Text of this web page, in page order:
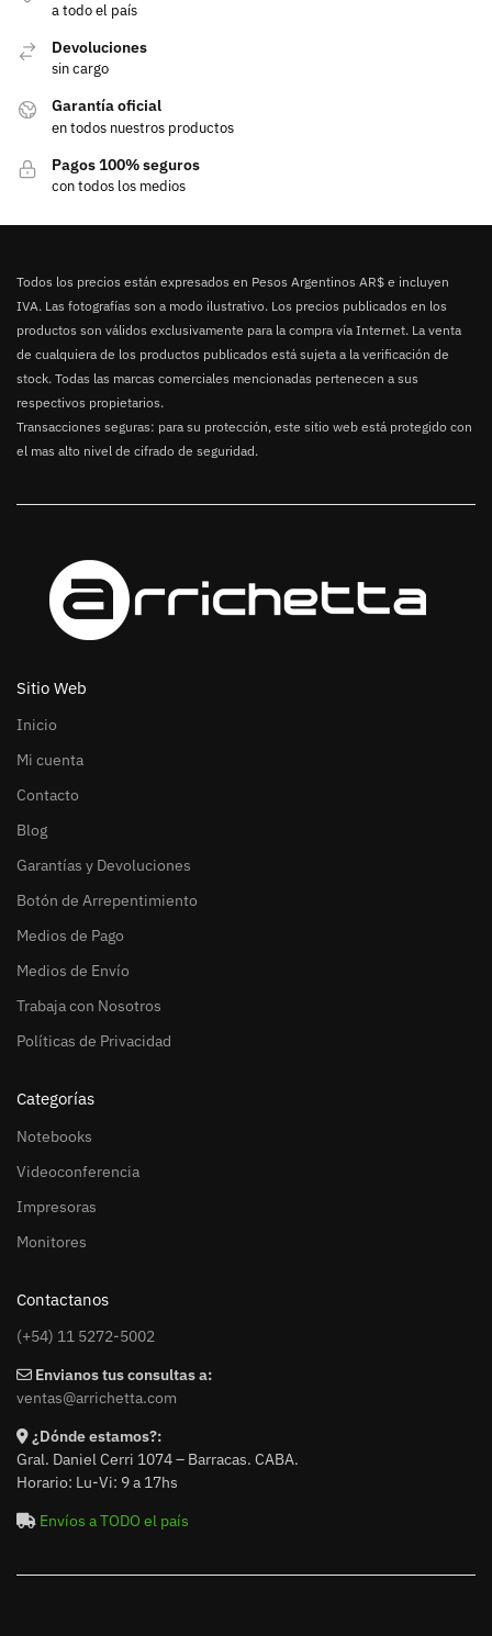
a todo el país
Devoluciones
sin cargo
Garantía oficial
en todos nuestros productos
Pagos 100% seguros
con todos los medios
Todos los precios están expresados en Pesos Argentinos AR$ e incluyen
IVA. Las fotografías son a modo ilustrativo. Los precios publicados en los
productos son válidos exclusivamente para la compra vía Internet. La venta
de cualquiera de los productos publicados está sujeta a la verificación de
stock. Todas las marcas comerciales mencionadas pertenecen a sus
respectivos propietarios.
Transacciones seguras: para su protección, este sitio web está protegido con
el mas alto nivel de cifrado de seguridad.
Sitio Web
Inicio
Mi cuenta
Contacto
Blog
Garantías y Devoluciones
Botón de Arrepentimiento
Medios de Pago
Medios de Envío
Trabaja con Nosotros
Políticas de Privacidad
Categorías
Notebooks
Videoconferencia
Impresoras
Monitores
Contactanos
(+54) 11 5272-5002
Envianos tus consultas a:
ventas@arrichetta.com
¿Dónde estamos?:
Gral. Daniel Cerri 1074 – Barracas. CABA.
Horario: Lu-Vi: 9 a 17hs
Envíos a TODO el país